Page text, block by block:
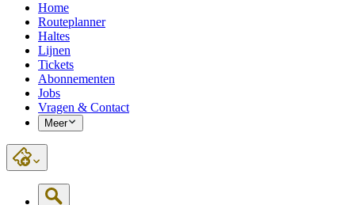
Home
Routeplanner
Haltes
Lijnen
Tickets
Abonnementen
Jobs
Vragen & Contact
Meer